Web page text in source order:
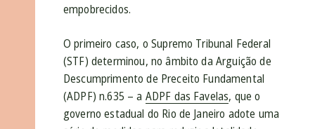
empobrecidos.
O primeiro caso, o Supremo Tribunal Federal
(STF) determinou, no âmbito da Arguição de
Descumprimento de Preceito Fundamental
(ADPF) n.635 – a ADPF das Favelas, que o
governo estadual do Rio de Janeiro adote uma